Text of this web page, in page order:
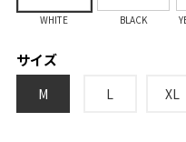
WHITE BLACK
サイズ
M L XL